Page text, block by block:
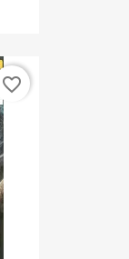
favorite_border